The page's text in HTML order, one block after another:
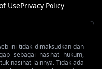
UsePrivacy Policy
ini tidak dimaksudkan dan
sebagai nasihat hukum,
nasihat lainnya. Tidak ada